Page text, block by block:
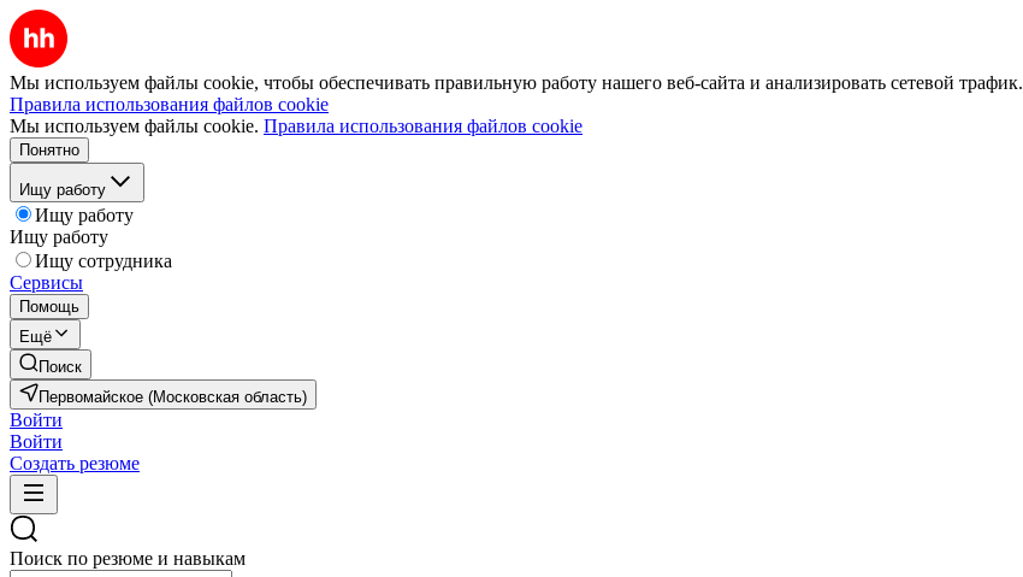
Мы используем файлы cookie, чтобы обеспечивать правильную работу нашего веб-сайта и анализировать сетевой трафик.
Правила использования файлов cookie
Мы используем файлы cookie. Правила использования файлов cookie
Понятно
Ищу работу
Ищу работу
Ищу работу
Ищу сотрудника
Сервисы
Помощь
Ещё
Поиск
Первомайское (Московская область)
Войти
Войти
Создать резюме
Поиск по резюме и навыкам